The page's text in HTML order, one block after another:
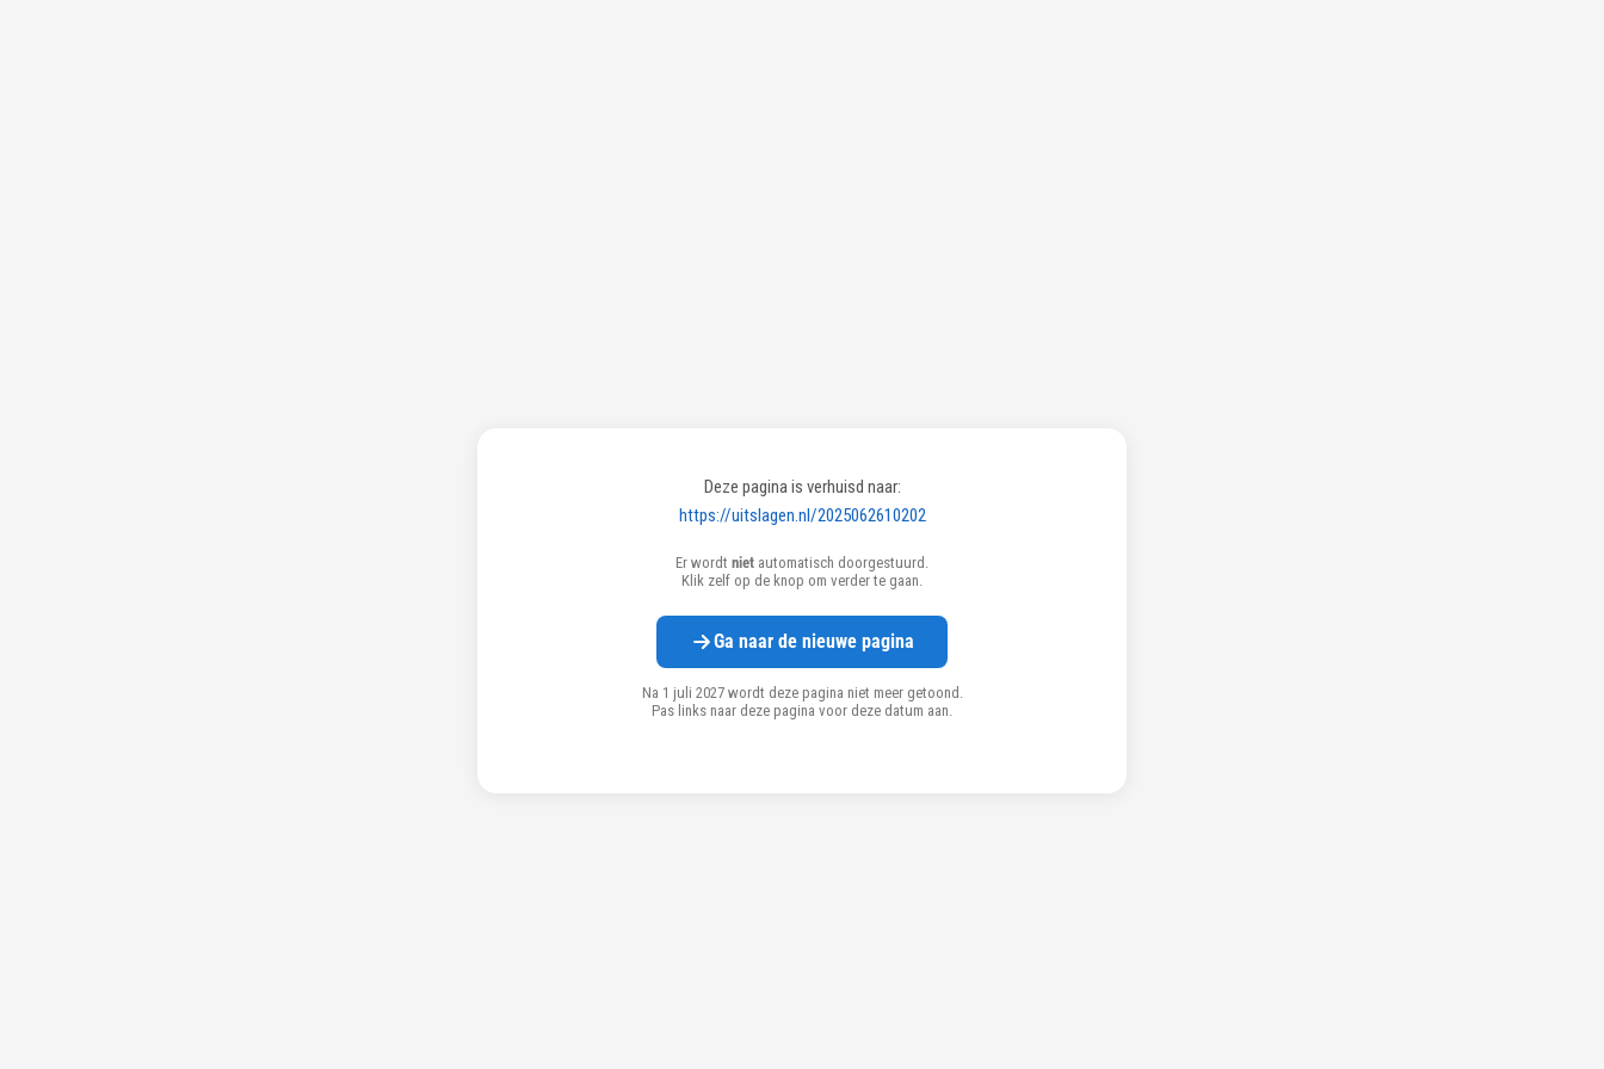
Deze pagina is verhuisd naar:
https://uitslagen.nl/2025062610202
Er wordt niet automatisch doorgestuurd.
Klik zelf op de knop om verder te gaan.
Ga naar de nieuwe pagina
Na 1 juli 2027 wordt deze pagina niet meer getoond.
Pas links naar deze pagina voor deze datum aan.